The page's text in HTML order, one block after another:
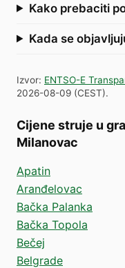
Kako prebaciti
Kada se
Izvor: ENTSO-E
2026-08-09 (CEST).
Cijene struje u
Milanovac
Apatin
Aranđelovac
Bačka Palanka
Bačka Topola
Bečej
Belgrade